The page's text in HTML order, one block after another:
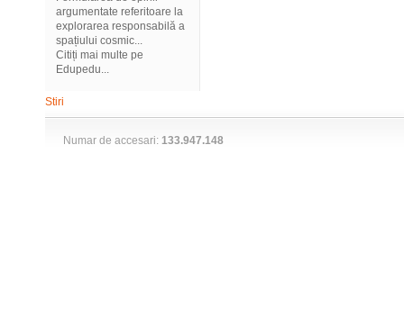
argumentate referitoare la
explorarea responsabilă a
spațiului cosmic...
Citiți mai multe pe
Edupedu...
Stiri
Numar de accesari: 133.947.148